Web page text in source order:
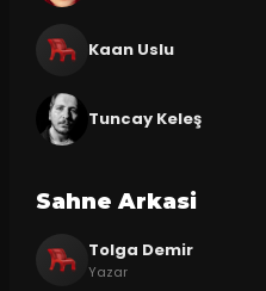
Kaan Uslu
Tuncay Keleş
Sahne Arkasi
Tolga Demir
Yazar